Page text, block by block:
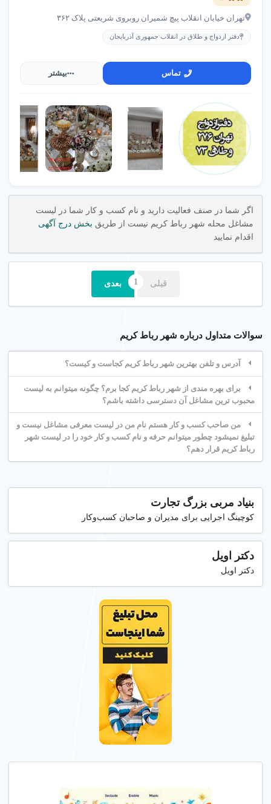
تهران خیابان انقلاب پیچ شمیران روبروی شریعتی پلاک ۳۶۲
دفتر ازدواج و طلاق در انقلاب جمهوری آذربایجان
تماس بیشتر
اگر شما در صنف فعالیت دارید و نام کسب و کار شما در لیست
مشاغل محله شهر رباط کریم نیست از طریق بخش درج آگهی
اقدام نمایید
قبلی بعدی
سوالات متداول درباره شهر رباط کریم
آدرس و تلفن بهترین شهر رباط کریم کجاست و کیست؟
برای بهره مندی از شهر رباط کریم کجا برم؟ چگونه میتوانم به لیست
محبوب ترین مشاغل آن دسترسی داشته باشم؟
من صاحب کسب و کار هستم نام من در لیست معرفی مشاغل نیست و
تبلیغ نمیشود چطور میتوانم حرفه و نام کسب و کار خود را در لیست شهر
رباط کریم قرار دهم؟
بنیاد مربی بزرگ تجارت
کوچینگ اجرایی برای مدیران و صاحبان کسب‌وکار
دکتر اویل
دکتر اویل